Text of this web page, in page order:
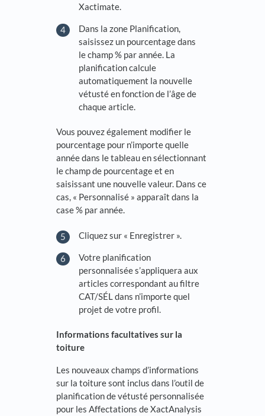
Xactimate.
Dans la zone Planification,
saisissez un pourcentage dans
le champ % par année. La
planification calcule
automatiquement la nouvelle
vétusté en fonction de l’âge de
chaque article.
Vous pouvez également modifier le
pourcentage pour n’importe quelle
année dans le tableau en sélectionnant
le champ de pourcentage et en
saisissant une nouvelle valeur. Dans ce
cas, « Personnalisé » apparaît dans la
case % par année.
Cliquez sur « Enregistrer ».
Votre planification
personnalisée s’appliquera aux
articles correspondant au filtre
CAT/SÉL dans n’importe quel
projet de votre profil.
Informations facultatives sur la
toiture
Les nouveaux champs d’informations
sur la toiture sont inclus dans l’outil de
planification de vétusté personnalisée
pour les Affectations de XactAnalysis